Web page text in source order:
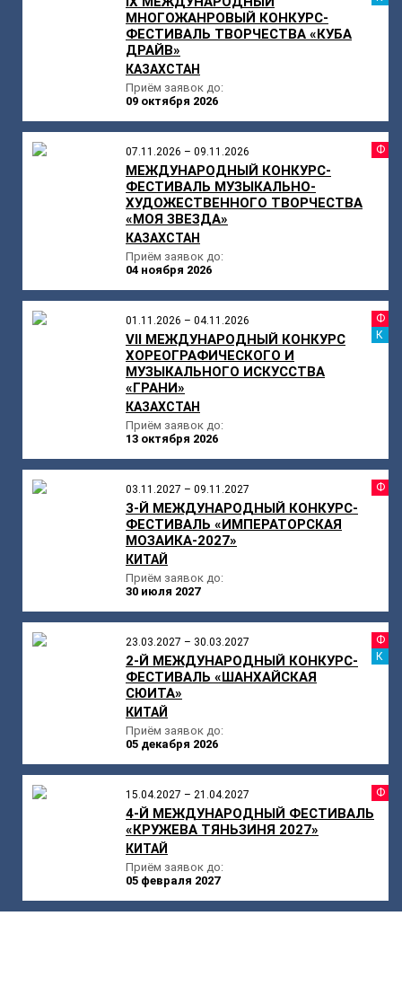
МНОГОЖАНРОВЫЙ КОНКУРС-
ФЕСТИВАЛЬ ТВОРЧЕСТВА «КУБА
ДРАЙВ»
КАЗАХСТАН
Приём заявок до:
09 октября 2026
07.11.2026 – 09.11.2026
МЕЖДУНАРОДНЫЙ КОНКУРС-
ФЕСТИВАЛЬ МУЗЫКАЛЬНО-
ХУДОЖЕСТВЕННОГО ТВОРЧЕСТВА
«МОЯ ЗВЕЗДА»
КАЗАХСТАН
Приём заявок до:
04 ноября 2026
01.11.2026 – 04.11.2026
VII МЕЖДУНАРОДНЫЙ КОНКУРС
ХОРЕОГРАФИЧЕСКОГО И
МУЗЫКАЛЬНОГО ИСКУССТВА
«ГРАНИ»
КАЗАХСТАН
Приём заявок до:
13 октября 2026
03.11.2027 – 09.11.2027
3-Й МЕЖДУНАРОДНЫЙ КОНКУРС-
ФЕСТИВАЛЬ «ИМПЕРАТОРСКАЯ
МОЗАИКА-2027»
КИТАЙ
Приём заявок до:
30 июля 2027
23.03.2027 – 30.03.2027
2-Й МЕЖДУНАРОДНЫЙ КОНКУРС-
ФЕСТИВАЛЬ «ШАНХАЙСКАЯ
СЮИТА»
КИТАЙ
Приём заявок до:
05 декабря 2026
15.04.2027 – 21.04.2027
4-Й МЕЖДУНАРОДНЫЙ ФЕСТИВАЛЬ
«КРУЖЕВА ТЯНЬЗИНЯ 2027»
КИТАЙ
Приём заявок до:
05 февраля 2027